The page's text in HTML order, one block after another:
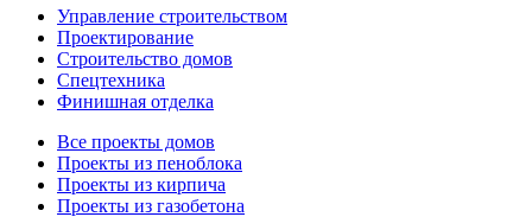
Управление строительством
Проектирование
Строительство домов
Спецтехника
Финишная отделка
Все проекты домов
Проекты из пеноблока
Проекты из кирпича
Проекты из газобетона